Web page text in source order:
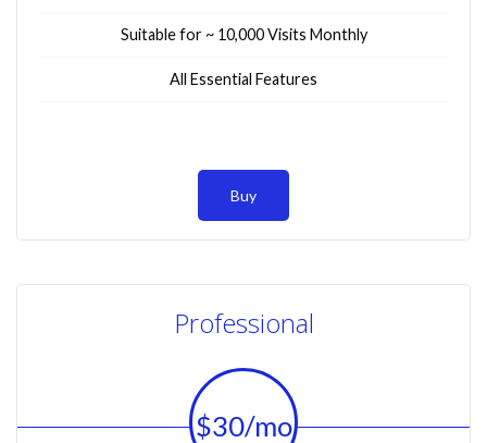
Suitable for ~ 10,000 Visits Monthly
All Essential Features
Buy
Professional
$30/mo